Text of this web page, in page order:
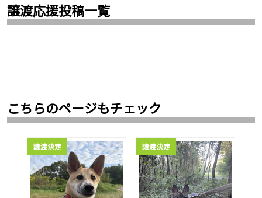
譲渡応援投稿一覧
こちらのページもチェック
譲渡決定 譲渡決定